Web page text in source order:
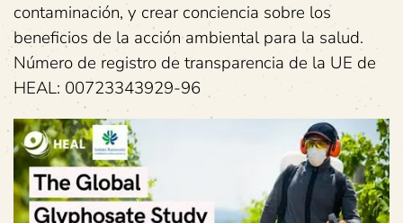
contaminación, y crear conciencia sobre los
beneficios de la acción ambiental para la salud.
Número de registro de transparencia de la UE de
HEAL: 00723343929-96